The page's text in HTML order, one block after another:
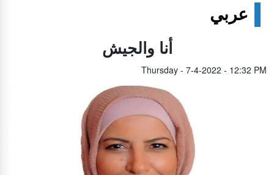
عربي
أنا والجيش
Thursday - 7-4-2022 - 12:32 PM